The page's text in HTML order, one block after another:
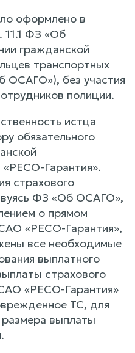
оформлено в
11.1 ФЗ «Об
гражданской
транспортных
ОСАГО»), без участия
полиции.
истца
обязательного
Гарантия».
страхового
ФЗ «Об ОСАГО»,
о прямом
«РЕСО-Гарантия»,
все необходимые
выплатного
страхового
«РЕСО-Гарантия»
ТС, для
выплаты